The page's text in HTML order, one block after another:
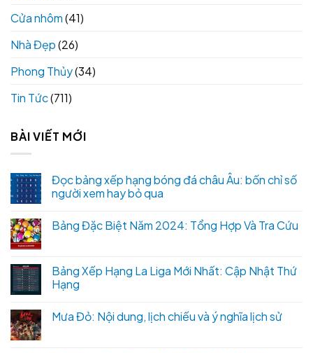
Cửa nhôm(41)
Nhà Đẹp(26)
Phong Thủy(34)
Tin Tức(711)
BÀI VIẾT MỚI
Đọc bảng xếp hạng bóng đá châu Âu: bốn chỉ số
người xem hay bỏ qua
Bảng Đặc Biệt Năm 2024: Tổng Hợp Và Tra Cứu
Bảng Xếp Hạng La Liga Mới Nhất: Cập Nhật Thứ
Hạng
Mưa Đỏ: Nội dung, lịch chiếu và ý nghĩa lịch sử